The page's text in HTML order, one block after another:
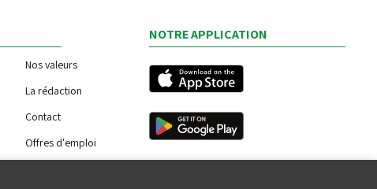
Nos valeurs
La rédaction
Contact
Offres d'emploi
NOTRE APPLICATION